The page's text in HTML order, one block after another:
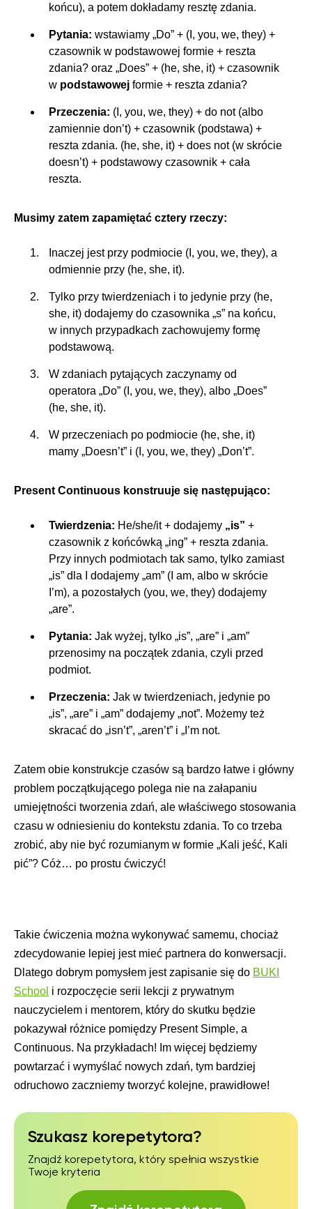
końcu), a potem dokładamy resztę zdania.
Pytania: wstawiamy „Do” + (I, you, we, they) +
czasownik w podstawowej formie + reszta
zdania? oraz „Does” + (he, she, it) + czasownik
w podstawowej formie + reszta zdania?
Przeczenia: (I, you, we, they) + do not (albo
zamiennie don’t) + czasownik (podstawa) +
reszta zdania. (he, she, it) + does not (w skrócie
doesn’t) + podstawowy czasownik + cała
reszta.
Musimy zatem zapamiętać cztery rzeczy:
Inaczej jest przy podmiocie (I, you, we, they), a
odmiennie przy (he, she, it).
Tylko przy twierdzeniach i to jedynie przy (he,
she, it) dodajemy do czasownika „s” na końcu,
w innych przypadkach zachowujemy formę
podstawową.
W zdaniach pytających zaczynamy od
operatora „Do” (I, you, we, they), albo „Does”
(he, she, it).
W przeczeniach po podmiocie (he, she, it)
mamy „Doesn’t” i (I, you, we, they) „Don’t”.
Present Continuous konstruuje się następująco:
Twierdzenia: He/she/it + dodajemy „is” +
czasownik z końcówką „ing” + reszta zdania.
Przy innych podmiotach tak samo, tylko zamiast
„is” dla I dodajemy „am” (I am, albo w skrócie
I’m), a pozostałych (you, we, they) dodajemy
„are”.
Pytania: Jak wyżej, tylko „is”, „are” i „am”
przenosimy na początek zdania, czyli przed
podmiot.
Przeczenia: Jak w twierdzeniach, jedynie po
„is”, „are” i „am” dodajemy „not”. Możemy też
skracać do „isn’t”, „aren’t” i „I’m not.
Zatem obie konstrukcje czasów są bardzo łatwe i główny
problem początkującego polega nie na załapaniu
umiejętności tworzenia zdań, ale właściwego stosowania
czasu w odniesieniu do kontekstu zdania. To co trzeba
zrobić, aby nie być rozumianym w formie „Kali jeść, Kali
pić”? Cóż… po prostu ćwiczyć!
Takie ćwiczenia można wykonywać samemu, chociaż
zdecydowanie lepiej jest mieć partnera do konwersacji.
Dlatego dobrym pomysłem jest zapisanie się do BUKI
School i rozpoczęcie serii lekcji z prywatnym
nauczycielem i mentorem, który do skutku będzie
pokazywał różnice pomiędzy Present Simple, a
Continuous. Na przykładach! Im więcej będziemy
powtarzać i wymyślać nowych zdań, tym bardziej
odruchowo zaczniemy tworzyć kolejne, prawidłowe!
Szukasz korepetytora?
Znajdź korepetytora, który spełnia wszystkie
Twoje kryteria